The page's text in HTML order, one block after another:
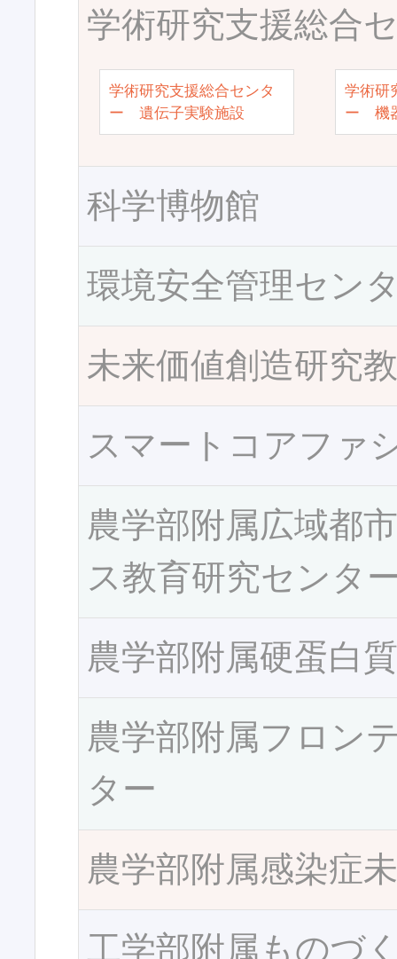
学術研究支援総合
学術研究支援総合センタ
ー 遺伝子実験施設
学術研
ー 機
科学博物館
環境安全管理セン
未来価値創造研究
スマートコアファ
農学部附属広域都
ス教育研究センタ
農学部附属硬蛋白
農学部附属フロン
ター
農学部附属感染症
工学部附属ものづ